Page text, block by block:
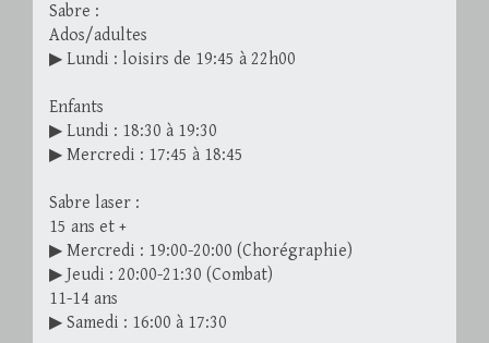
Sabre :
Ados/adultes
▶ Lundi : loisirs de 19:45 à 22h00
Enfants
▶ Lundi : 18:30 à 19:30
▶ Mercredi : 17:45 à 18:45
Sabre laser :
15 ans et +
▶ Mercredi : 19:00-20:00 (Chorégraphie)
▶ Jeudi : 20:00-21:30 (Combat)
11-14 ans
▶ Samedi : 16:00 à 17:30